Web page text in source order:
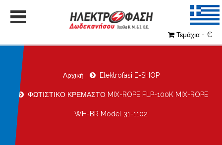
Τεμάχια - €
Αρχική Elektrofasi E-SHOP
ΦΩΤΙΣΤΙΚΟ ΚΡΕΜΑΣΤΟ MIX-ROPE FLP-100K MIX-ROPE
WH-BR Model 31-1102